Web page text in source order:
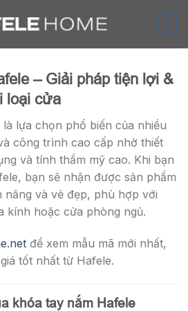
0
– Giải pháp tiện lợi &
loại cửa
là lựa chọn phổ biến của nhiều
công trình cao cấp nhờ thiết
và tính thẩm mỹ cao. Khi bạn
bạn sẽ nhận được sản phẩm
năng và vẻ đẹp, phù hợp với
kính hoặc cửa phòng ngủ.
để xem mẫu mã mới nhất,
tốt nhất từ Hafele.
khóa tay nắm Hafele